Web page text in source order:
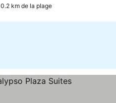
0.2 km de la plage